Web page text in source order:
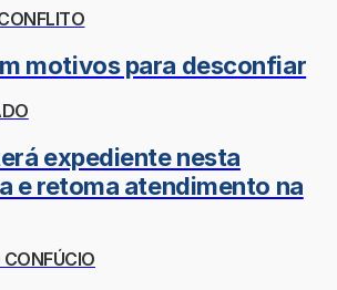
motivos para desconfiar
expediente nesta
e retoma atendimento na